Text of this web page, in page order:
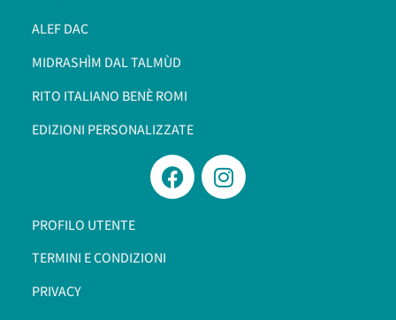
ALEF DAC
MIDRASHÌM DAL TALMÙD
RITO ITALIANO BENÈ ROMI​
EDIZIONI PERSONALIZZATE
PROFILO UTENTE
TERMINI E CONDIZIONI
PRIVACY